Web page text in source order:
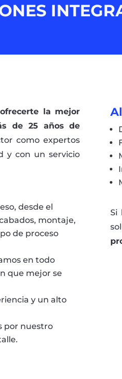
la mejor
de 25 años de
como expertos
y con un servicio
desde el
montaje,
de proceso
en todo
que mejor se
y un alto
por nuestro
Si